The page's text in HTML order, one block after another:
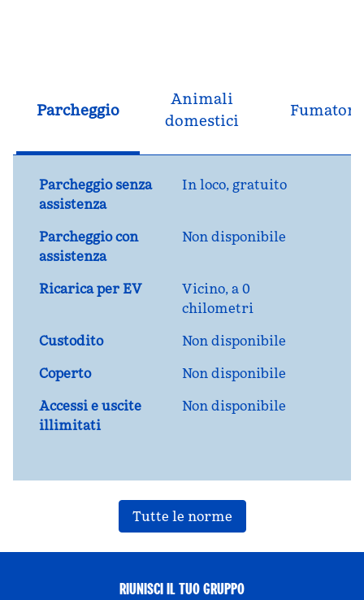
Parcheggio
Animali
domestici
Fumatori
Parcheggio senza
assistenza
In loco, gratuito
Parcheggio con
assistenza
Non disponibile
Ricarica per EV
Vicino, a 0
chilometri
Custodito
Non disponibile
Coperto
Non disponibile
Accessi e uscite
illimitati
Non disponibile
Tutte le norme
RIUNISCI IL TUO GRUPPO